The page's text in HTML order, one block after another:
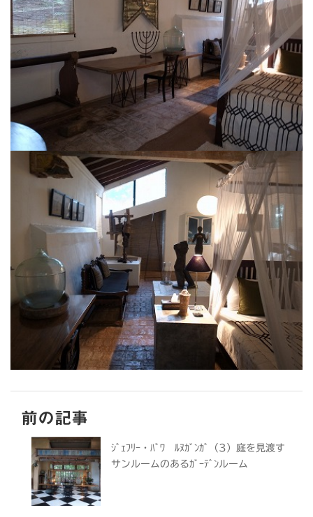
前の記事
ｼﾞｪﾌﾘｰ・ﾊﾞﾜ ﾙﾇｶﾞﾝｶﾞ（3）庭を見渡す
サンルームのあるｶﾞｰﾃﾞﾝルーム